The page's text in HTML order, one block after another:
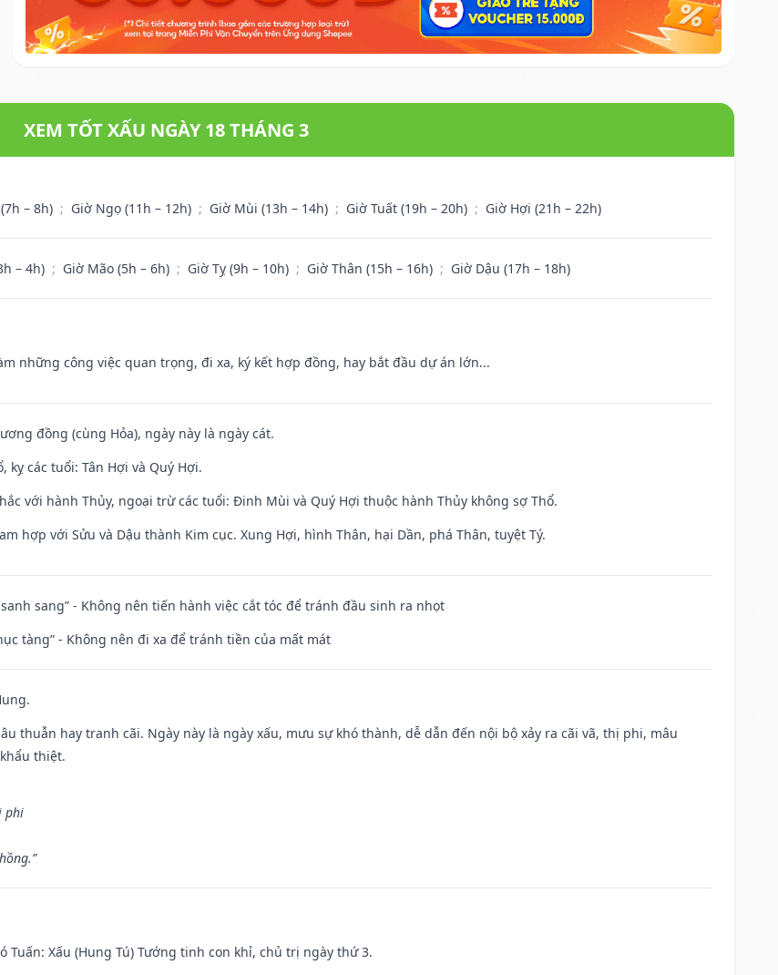
XEM TỐT XẤU NGÀY 18 THÁNG 3
– 8h) ; Giờ Ngọ (11h – 12h) ; Giờ Mùi (13h – 14h) ; Giờ Tuất (19h – 20h) ; Giờ Hợi (21h – 22h)
– 4h) ; Giờ Mão (5h – 6h) ; Giờ Tỵ (9h – 10h) ; Giờ Thân (15h – 16h) ; Giờ Dậu (17h – 18h)
những công việc quan trọng, đi xa, ký kết hợp đồng, hay bắt đầu dự án lớn...
đồng (cùng Hỏa), ngày này là ngày cát.
kỵ các tuổi: Tân Hợi và Quý Hợi.
với hành Thủy, ngoại trừ các tuổi: Đinh Mùi và Quý Hợi thuộc hành Thủy không sợ Thổ.
hợp với Sửu và Dậu thành Kim cục. Xung Hợi, hình Thân, hại Dần, phá Thân, tuyệt Tý.
sang” - Không nên tiến hành việc cắt tóc để tránh đầu sinh ra nhọt
tàng” - Không nên đi xa để tránh tiền của mất mát
thuẫn hay tranh cãi. Ngày này là ngày xấu, mưu sự khó thành, dễ dẫn đến nội bộ xảy ra cãi vã, thị phi, mâu
thiệt.
phi
Tuấn: Xấu (Hung Tú) Tướng tinh con khỉ, chủ trị ngày thứ 3.